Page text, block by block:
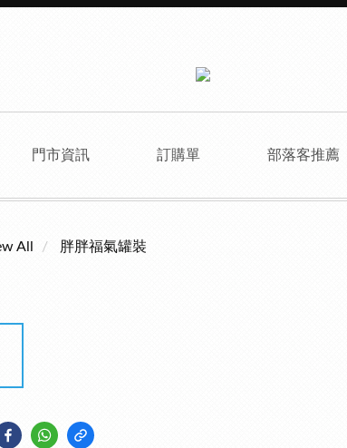
門市資訊 訂購單 部落客推薦
All 胖胖福氣罐裝